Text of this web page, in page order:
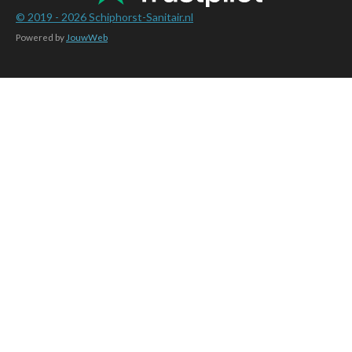
© 2019 - 2026Schiphorst-Sanitair.nl
Powered by JouwWeb